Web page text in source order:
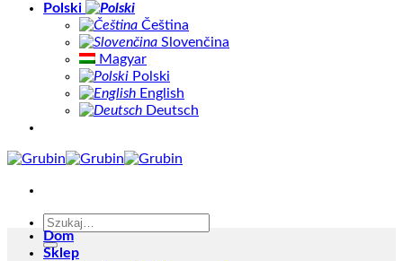
Polski
Čeština
Slovenčina
Magyar
Polski
English
Deutsch
Szukaj:
Dom
Sklep